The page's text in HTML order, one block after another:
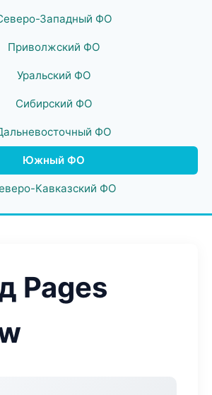
Западный ФО
Приволжский ФО
Уральский ФО
Сибирский ФО
ФО
Южный ФО
Кавказский ФО
Pages